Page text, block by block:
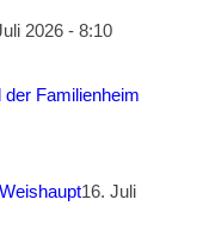
2026 - 8:10
Familienheim
16. Juli